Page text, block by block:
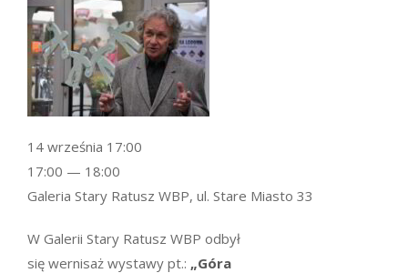
W Galerii Stary Ratusz WBP odbył
się wernisaż wystawy pt.: „Góra
14 września 17:00
17:00 — 18:00
Galeria Stary Ratusz WBP, ul. Stare Miasto 33